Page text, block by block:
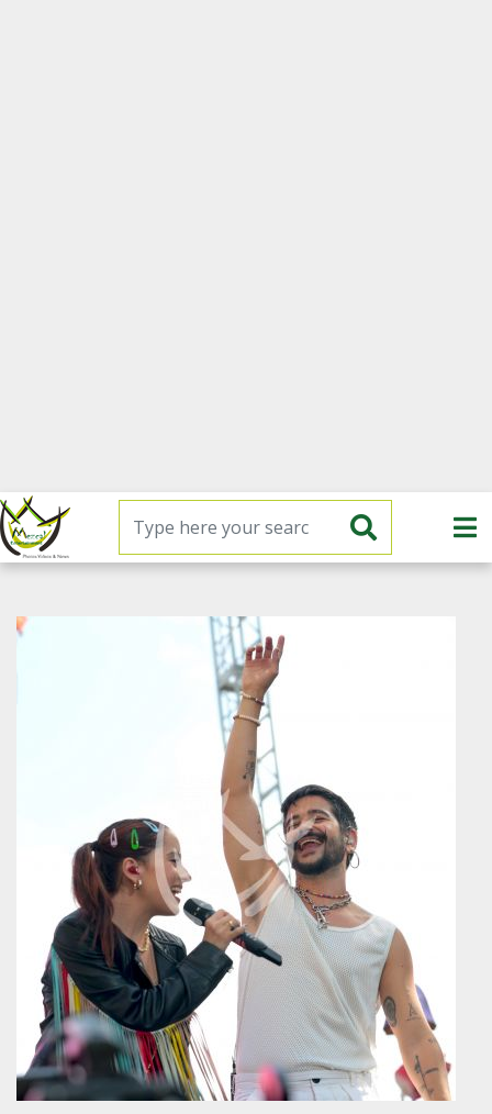
Unparalell access to latin stars photos online
YouTube: PREGÚNTANOS por el Archivo MezcalTV
Aylín Mujica e hijo Mauro
José Eduardo Derbez y novia
Mario Cimarro y esposa